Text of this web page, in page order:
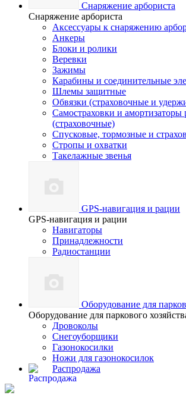
Снаряжение арбориста
Снаряжение арбориста
Аксессуары к снаряжению
Анкеры
Блоки и ролики
Веревки
Зажимы
Карабины и соединительные
Шлемы защитные
Обвязки (страховочные и
Самостраховки и амортизаторы
(страховочные)
Спусковые, тормозные и
Стропы и охватки
Такелажные звенья
GPS-навигация и рации
GPS-навигация и рации
Навигаторы
Принадлежности
Радиостанции
Оборудование для
Оборудование для паркового
Дровоколы
Снегоуборщики
Газонокосилки
Ножи для газонокосилок
Распродажа